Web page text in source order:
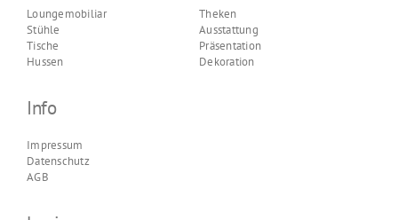
Loungemobiliar
Stühle
Tische
Hussen
Theken
Ausstattung
Präsentation
Dekoration
Info
Impressum
Datenschutz
AGB